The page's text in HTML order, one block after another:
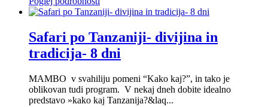
Safari po Tanzaniji- divijina in
tradicija- 8 dni
MAMBO v svahiliju pomeni “Kako kaj?”, in tako je
oblikovan tudi program. V nekaj dneh dobite idealno
predstavo »kako kaj Tanzanija?&laq...